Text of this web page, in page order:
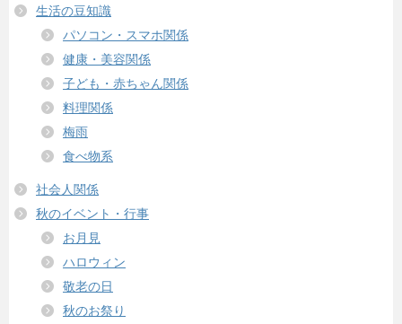
生活の豆知識
パソコン・スマホ関係
健康・美容関係
子ども・赤ちゃん関係
料理関係
梅雨
食べ物系
社会人関係
秋のイベント・行事
お月見
ハロウィン
敬老の日
秋のお祭り